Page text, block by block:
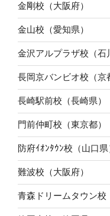
金剛校（大阪府）
金山校（愛知県）
金沢アルプラザ校（石
長岡京バンビオ校（京
長崎駅前校（長崎県）
門前仲町校（東京都）
防府ｲｵﾝﾀｳﾝ校（山口県
難波校（大阪府）
青森ドリームタウン校